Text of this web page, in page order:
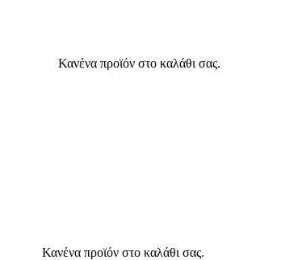
Κανένα προϊόν στο καλάθι σας.
Κανένα προϊόν στο καλάθι σας.